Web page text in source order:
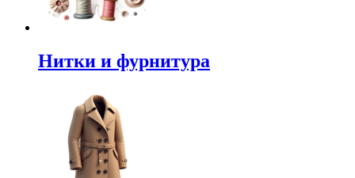
Нитки и фурнитура